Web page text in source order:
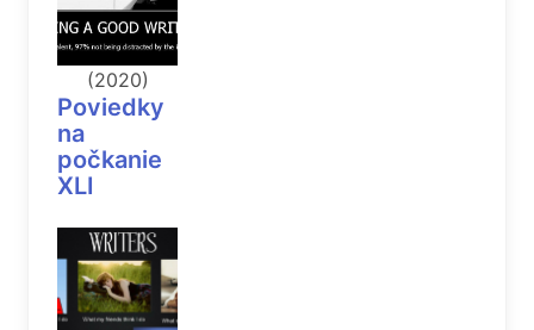
(2020)
Poviedky
na
počkanie
XLI